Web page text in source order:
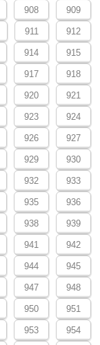
908 909
911 912
914 915
917 918
920 921
923 924
926 927
929 930
932 933
935 936
938 939
941 942
944 945
947 948
950 951
953 954